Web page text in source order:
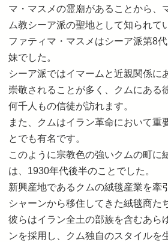
マ・マスメの霊廟があることから、
ム教シーア派の聖地として知られて
ファティマ・マスメはシーア派第8
妹でした。
シーア派ではイマームと近親関係に
崇敬されることが多く、クムにある
何千人もの信徒が訪れます。
また、クムはイラン革命において重
とでも有名です。
このように宗教色の強いクムの町に
は、1930年代後半のことでした。
新興産地であるクムの絨毯産業を牽
シャーンから移住してきた絨毯商た
彼らはイラン全土の部族を含むあら
ンを採用し、クム独自のスタイルを